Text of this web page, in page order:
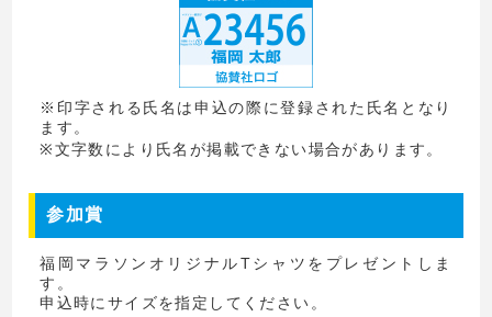
※印字される氏名は申込の際に登録された氏名となり
ます。
※文字数により氏名が掲載できない場合があります。
参加賞
福岡マラソンオリジナルTシャツをプレゼントしま
す。
申込時にサイズを指定してください。